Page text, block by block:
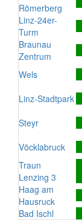
Römerberg
Linz-24er-
Turm
Braunau
Zentrum
Wels
Linz-Stadtpark
Steyr
Vöcklabruck
Traun
Lenzing 3
Haag am
Hausruck
Bad Ischl